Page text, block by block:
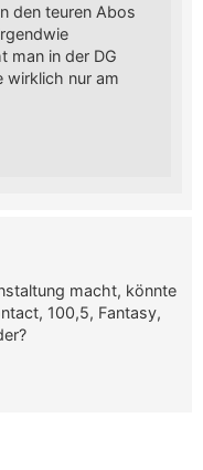
den teuren Abos
man in der DG
wirklich nur am
macht, könnte
100,5, Fantasy,